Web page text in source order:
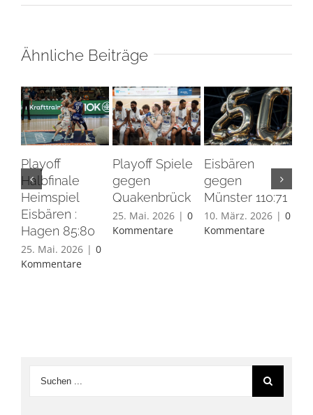
Ähnliche Beiträge
Playoff
Halbfinale
Heimspiel
Eisbären :
Hagen 85:80
25. Mai. 2026 | 0
Kommentare
Playoff Spiele
gegen
Quakenbrück
25. Mai. 2026 | 0
Kommentare
Eisbären
gegen
Münster 110:71
10. März. 2026 | 0
Kommentare